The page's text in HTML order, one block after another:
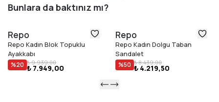
Bunlara da baktınız mı?
Repo
Repo Kadın Blok Topuklu
Ayakkabı
%20 ₺ 9.939,00
₺ 7.949,00
Repo
Repo Kadın Dolgu Taban
Sandalet
%50 ₺ 8.439,00
₺ 4.219,50